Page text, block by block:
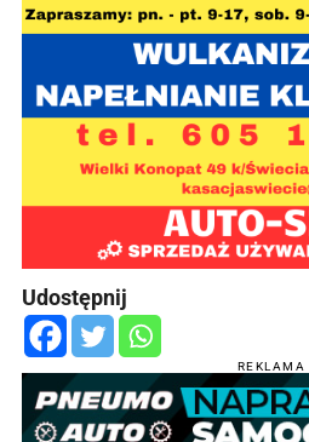
Udostępnij
REKLAMA